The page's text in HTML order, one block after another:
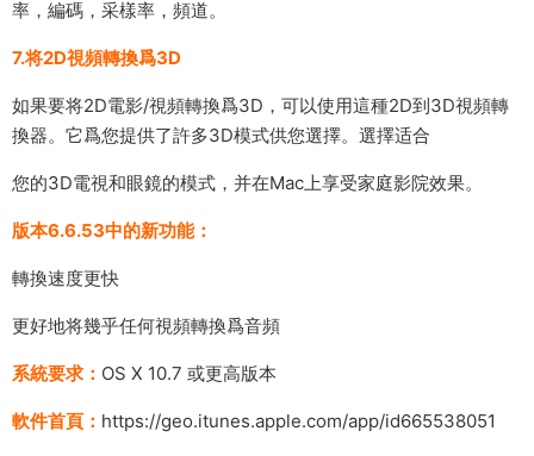
率，編碼，采樣率，頻道。
7.将2D視頻轉換爲3D
如果要将2D電影/視頻轉換爲3D，可以使用這種2D到3D視頻轉
換器。它爲您提供了許多3D模式供您選擇。選擇适合
您的3D電視和眼鏡的模式，并在Mac上享受家庭影院效果。
版本6.6.53中的新功能：
轉換速度更快
更好地将幾乎任何視頻轉換爲音頻
系統要求： OS X 10.7 或更高版本
軟件首頁： https://geo.itunes.apple.com/app/id665538051